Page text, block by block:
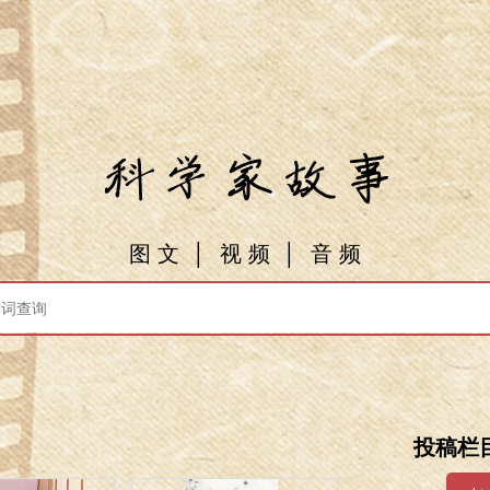
图 文│ 视 频 │ 音 频
投稿栏